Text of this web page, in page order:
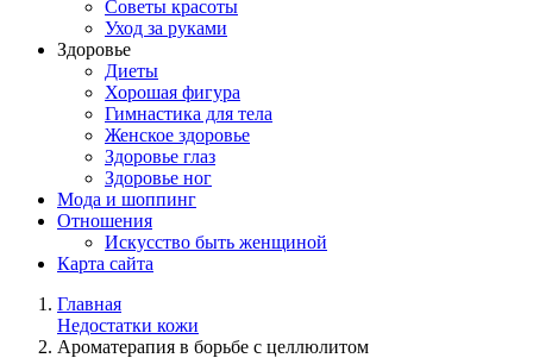
Советы красоты
Уход за руками
Здоровье
Диеты
Хорошая фигура
Гимнастика для тела
Женское здоровье
Здоровье глаз
Здоровье ног
Мода и шоппинг
Отношения
Искусство быть женщиной
Карта сайта
Главная
Недостатки кожи
Ароматерапия в борьбе с целлюлитом